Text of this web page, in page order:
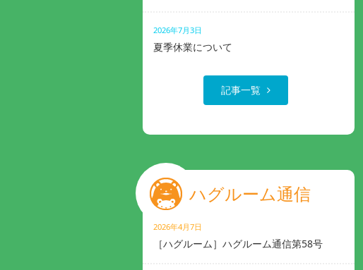
2026年7月3日
夏季休業について
記事一覧
ハグルーム通信
2026年4月7日
［ハグルーム］ハグルーム通信第58号